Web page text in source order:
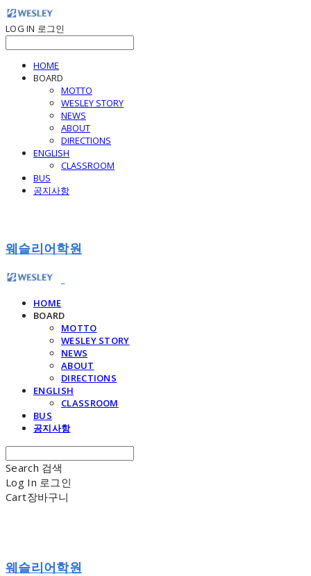
LOG IN 로그인
HOME
BOARD
MOTTO
WESLEY STORY
NEWS
ABOUT
DIRECTIONS
ENGLISH
CLASSROOM
BUS
공지사항
웨슬리어학원
HOME
BOARD
MOTTO
WESLEY STORY
NEWS
ABOUT
DIRECTIONS
ENGLISH
CLASSROOM
BUS
공지사항
Search 검색
Log In 로그인
Cart장바구니
웨슬리어학원